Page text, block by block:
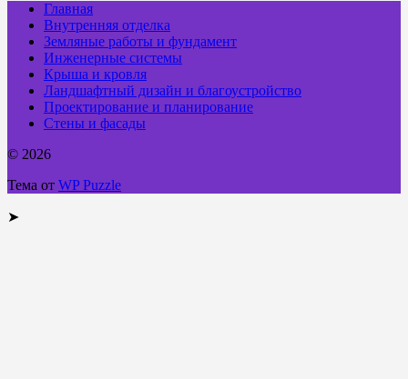
Главная
Внутренняя отделка
Земляные работы и фундамент
Инженерные системы
Крыша и кровля
Ландшафтный дизайн и благоустройство
Проектирование и планирование
Стены и фасады
© 2026
Тема от WP Puzzle
➤